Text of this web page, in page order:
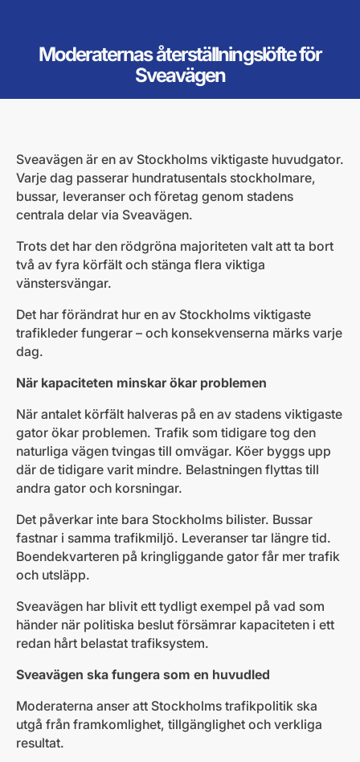
Moderaternas återställningslöfte för
Sveavägen
Sveavägen är en av Stockholms viktigaste huvudgator.
Varje dag passerar hundratusentals stockholmare,
bussar, leveranser och företag genom stadens
centrala delar via Sveavägen.
Trots det har den rödgröna majoriteten valt att ta bort
två av fyra körfält och stänga flera viktiga
vänstersvängar.
Det har förändrat hur en av Stockholms viktigaste
trafikleder fungerar – och konsekvenserna märks varje
dag.
När kapaciteten minskar ökar problemen
När antalet körfält halveras på en av stadens viktigaste
gator ökar problemen. Trafik som tidigare tog den
naturliga vägen tvingas till omvägar. Köer byggs upp
där de tidigare varit mindre. Belastningen flyttas till
andra gator och korsningar.
Det påverkar inte bara Stockholms bilister. Bussar
fastnar i samma trafikmiljö. Leveranser tar längre tid.
Boendekvarteren på kringliggande gator får mer trafik
och utsläpp.
Sveavägen har blivit ett tydligt exempel på vad som
händer när politiska beslut försämrar kapaciteten i ett
redan hårt belastat trafiksystem.
Sveavägen ska fungera som en huvudled
Moderaterna anser att Stockholms trafikpolitik ska
utgå från framkomlighet, tillgänglighet och verkliga
resultat.